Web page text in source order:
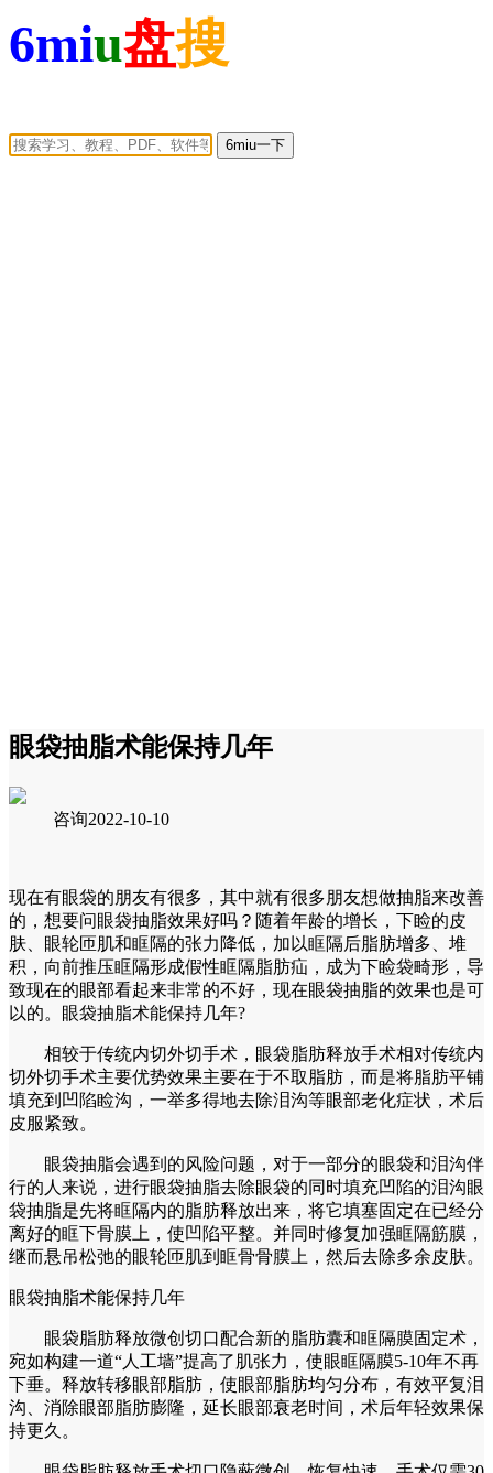
6miu盘搜
6miu一下
眼袋抽脂术能保持几年
咨询2022-10-10
现在有眼袋的朋友有很多，其中就有很多朋友想做抽脂来改善
的，想要问眼袋抽脂效果好吗？随着年龄的增长，下睑的皮
肤、眼轮匝肌和眶隔的张力降低，加以眶隔后脂肪增多、堆
积，向前推压眶隔形成假性眶隔脂肪疝，成为下睑袋畸形，导
致现在的眼部看起来非常的不好，现在眼袋抽脂的效果也是可
以的。眼袋抽脂术能保持几年?
相较于传统内切外切手术，眼袋脂肪释放手术相对传统内
切外切手术主要优势效果主要在于不取脂肪，而是将脂肪平铺
填充到凹陷睑沟，一举多得地去除泪沟等眼部老化症状，术后
皮服紧致。
眼袋抽脂会遇到的风险问题，对于一部分的眼袋和泪沟伴
行的人来说，进行眼袋抽脂去除眼袋的同时填充凹陷的泪沟眼
袋抽脂是先将眶隔内的脂肪释放出来，将它填塞固定在已经分
离好的眶下骨膜上，使凹陷平整。并同时修复加强眶隔筋膜，
继而悬吊松弛的眼轮匝肌到眶骨骨膜上，然后去除多余皮肤。
眼袋抽脂术能保持几年
眼袋脂肪释放微创切口配合新的脂肪囊和眶隔膜固定术，
宛如构建一道“人工墙”提高了肌张力，使眼眶隔膜5-10年不再
下垂。释放转移眼部脂肪，使眼部脂肪均匀分布，有效平复泪
沟、消除眼部脂肪膨隆，延长眼部衰老时间，术后年轻效果保
持更久。